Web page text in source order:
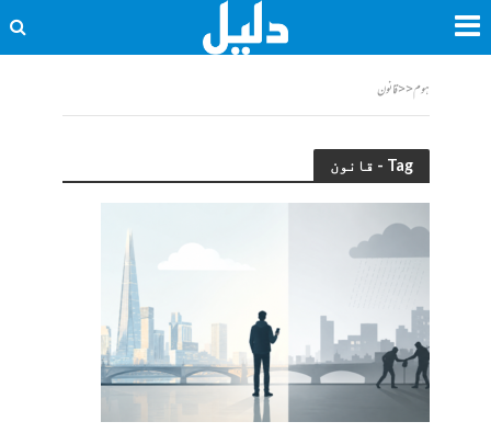
ہوم<<قانون
Tag - قانون